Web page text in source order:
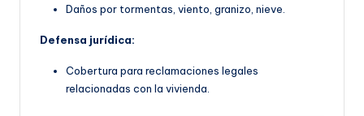
Daños por tormentas, viento, granizo, nieve.
Defensa jurídica:
Cobertura para reclamaciones legales
relacionadas con la vivienda.